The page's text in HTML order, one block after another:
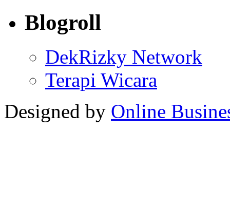
Blogroll
DekRizky Network
Terapi Wicara
Designed by Online